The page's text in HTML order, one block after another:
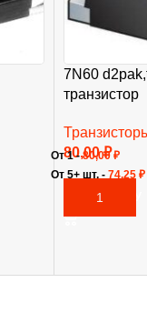
7N60
транзистор
80,00₽
В КОРЗИНУ
От 1 -80,00₽
От 5+ шт. - 74,25 ₽